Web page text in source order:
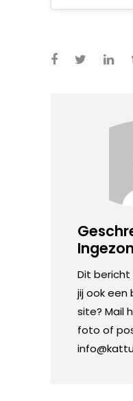
Dit bericht
jij ook een
site? Mail
foto of